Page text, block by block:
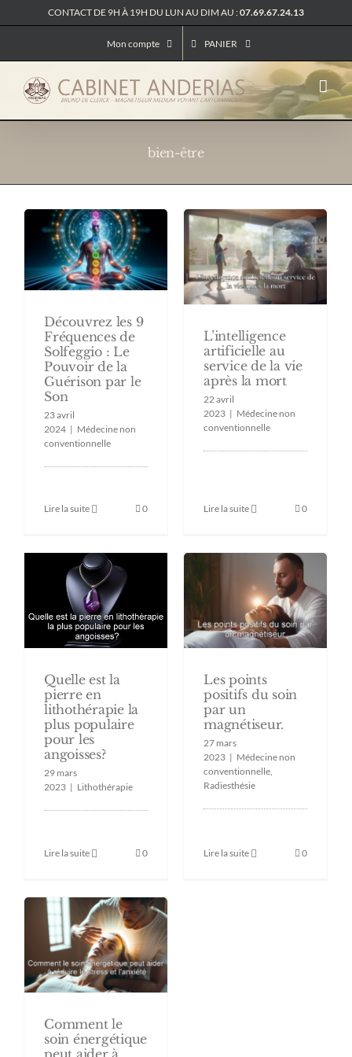
au
CONTACT DE 9H À 19H DU LUN AU DIM AU :07.69.67.24.13
Mon compte PANIER
bien-être
Découvrez les 9
Fréquences de
Solfeggio : Le
Pouvoir de la
Guérison par le
Son
23 avril
2024 | Médecine non
conventionnelle
Lire la suite 0
L’intelligence
artificielle au
service de la vie
après la mort
22 avril
2023 | Médecine non
conventionnelle
Lire la suite 0
Quelle est la
pierre en
lithothérapie la
plus populaire
pour les
angoisses?
29 mars
2023 | Lithothérapie
Lire la suite 0
Les points
positifs du soin
par un
magnétiseur.
27 mars
2023 | Médecine non
conventionnelle
Radiesthésie
Lire la suite 0
Comment le
soin énergétique
peut aider à